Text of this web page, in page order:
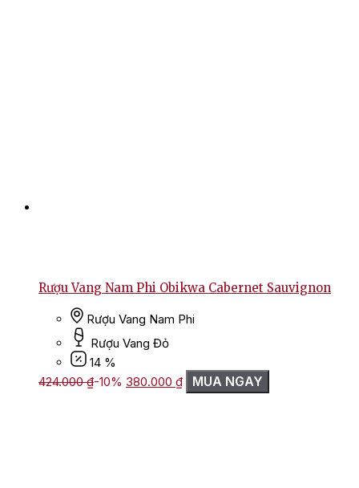
Rượu Vang Nam Phi Obikwa Cabernet Sauvignon
Rượu Vang Nam Phi
Rượu Vang Đỏ
14 %
424.000₫-10% Giá
gốc
380.000 ₫Giá
hiện
MUA NGAY